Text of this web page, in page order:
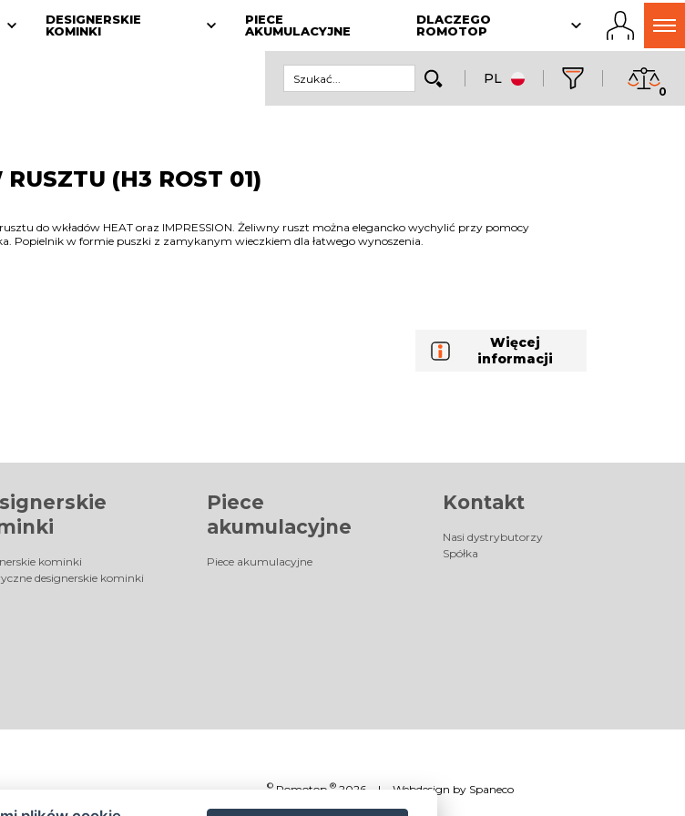
DESIGNERSKIE
KOMINKI
PIECE
AKUMULACYJNE
DLACZEGO
ROMOTOP
PL
0
RUSZTU (H3 ROST 01)
do wkładów HEAT oraz IMPRESSION. Żeliwny ruszt można elegancko wychylić przy pomocy
Popielnik w formie puszki z zamykanym wieczkiem dla łatwego wynoszenia.
Więcej
informacji
kominki
designerskie kominki
Piece
akumulacyjne
Piece akumulacyjne
Kontakt
Nasi dystrybutorzy
Spółka
©Romotop ®2026 | Webdesign by Spaneco